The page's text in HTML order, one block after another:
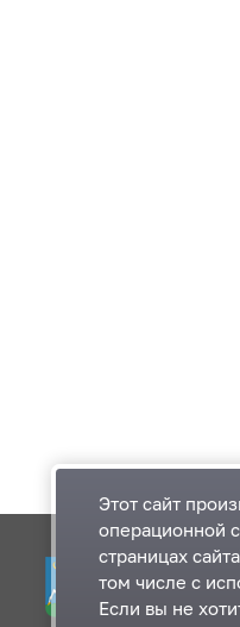
Одинцовский
области
Этот сайт
операционной
страницах
том числе с
Если вы не